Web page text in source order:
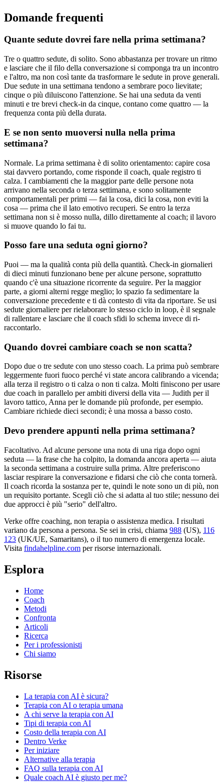
Domande frequenti
Quante sedute dovrei fare nella prima settimana?
Tre o quattro sedute, di solito. Sono abbastanza per trovare un ritmo
e lasciare che il filo della conversazione si componga tra un incontro
e l'altro, ma non così tante da trasformare le sedute in prove generali.
Due sedute in una settimana tendono a sembrare poco lievitate;
cinque o più diluiscono l'attenzione. Se hai una seduta da venti
minuti e tre brevi check-in da cinque, contano come quattro — la
frequenza conta più della durata.
E se non sento muoversi nulla nella prima
settimana?
Normale. La prima settimana è di solito orientamento: capire cosa
stai davvero portando, come risponde il coach, quale registro ti
calza. I cambiamenti che la maggior parte delle persone nota
arrivano nella seconda o terza settimana, e sono solitamente
comportamentali per primi — fai la cosa, dici la cosa, non eviti la
cosa — prima che il lato emotivo recuperi. Se entro la terza
settimana non si è mosso nulla, dillo direttamente al coach; il lavoro
si muove quando lo fai tu.
Posso fare una seduta ogni giorno?
Puoi — ma la qualità conta più della quantità. Check-in giornalieri
di dieci minuti funzionano bene per alcune persone, soprattutto
quando c'è una situazione ricorrente da seguire. Per la maggior
parte, a giorni alterni regge meglio; lo spazio fa sedimentare la
conversazione precedente e ti dà contesto di vita da riportare. Se usi
sedute giornaliere per rielaborare lo stesso ciclo in loop, è il segnale
di rallentare e lasciare che il coach sfidi lo schema invece di ri-
raccontarlo.
Quando dovrei cambiare coach se non scatta?
Dopo due o tre sedute con uno stesso coach. La prima può sembrare
leggermente fuori fuoco perché vi state ancora calibrando a vicenda;
alla terza il registro o ti calza o non ti calza. Molti finiscono per usare
due coach in parallelo per ambiti diversi della vita — Judith per il
lavoro tattico, Anna per le domande più profonde, per esempio.
Cambiare richiede dieci secondi; è una mossa a basso costo.
Devo prendere appunti nella prima settimana?
Facoltativo. Ad alcune persone una nota di una riga dopo ogni
seduta — la frase che ha colpito, la domanda ancora aperta — aiuta
la seconda settimana a costruire sulla prima. Altre preferiscono
lasciar respirare la conversazione e fidarsi che ciò che conta tornerà.
Il coach ricorda la sostanza per te, quindi le note sono un di più, non
un requisito portante. Scegli ciò che si adatta al tuo stile; nessuno dei
due approcci è più "serio" dell'altro.
Verke offre coaching, non terapia o assistenza medica. I risultati
variano da persona a persona. Se sei in crisi, chiama 988 (US), 116
123 (UK/UE, Samaritans), o il tuo numero di emergenza locale.
Visita findahelpline.com per risorse internazionali.
Esplora
Home
Coach
Metodi
Confronta
Articoli
Ricerca
Per i professionisti
Chi siamo
Risorse
La terapia con AI è sicura?
Terapia con AI o terapia umana
A chi serve la terapia con AI
Tipi di terapia con AI
Costo della terapia con AI
Dentro Verke
Per iniziare
Alternative alla terapia
FAQ sulla terapia con AI
Quale coach AI è giusto per me?